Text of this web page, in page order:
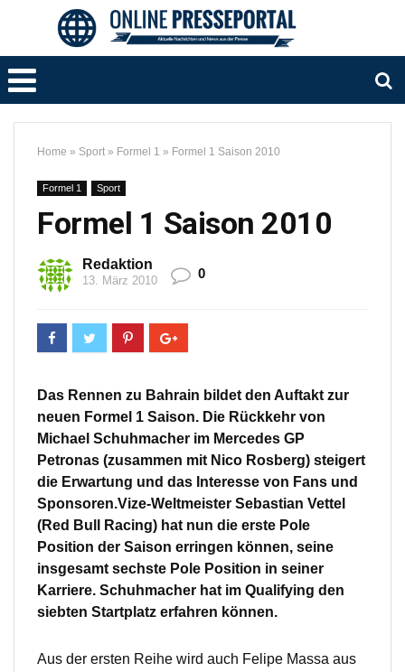
Home » Sport » Formel 1 » Formel 1 Saison 2010
Formel 1 Sport
Formel 1 Saison 2010
Redaktion
13. März 2010 0
Das Rennen zu Bahrain bildet den Auftakt zur
neuen Formel 1 Saison. Die Rückkehr von
Michael Schuhmacher im Mercedes GP
Petronas (zusammen mit Nico Rosberg) steigert
die Erwartung und das Interesse von Fans und
Sponsoren.Vize-Weltmeister Sebastian Vettel
(Red Bull Racing) hat nun die erste Pole
Position der Saison erringen können, seine
insgesamt sechste Pole Position in seiner
Karriere. Schuhmacher hat im Qualifying den
siebten Startplatz erfahren können.
Aus der ersten Reihe wird auch Felipe Massa aus